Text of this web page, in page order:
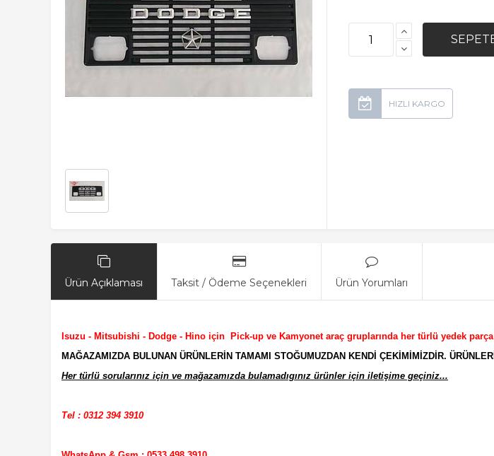
Ürün Açıklaması Taksit / Ödeme Seçenekleri Ürün Yorumları
Isuzu - Mitsubishi - Dodge - Hino için Pick-up ve Kamyonet araç gruplarında her türlü yedek
MAĞAZAMIZDA BULUNAN ÜRÜNLERİN TAMAMI STOĞUMUZDAN KENDİ ÇEKİMİMİZDİR.
Her türlü sorularınız için ve mağazamızda bulamadıgınız ürünler için iletişime geçiniz...
Tel : 0312 394 3910